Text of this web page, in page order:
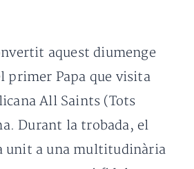
aquest diumenge
primer Papa que visita
All Saints (Tots
Durant la trobada, el
unit a una multitudinària